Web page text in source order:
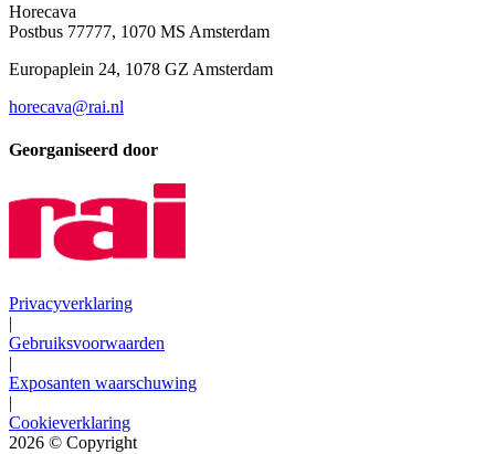
Horecava
Postbus 77777, 1070 MS Amsterdam
Europaplein 24, 1078 GZ Amsterdam
horecava@rai.nl
Georganiseerd door
Privacyverklaring
|
Gebruiksvoorwaarden
|
Exposanten waarschuwing
|
Cookieverklaring
2026 © Copyright